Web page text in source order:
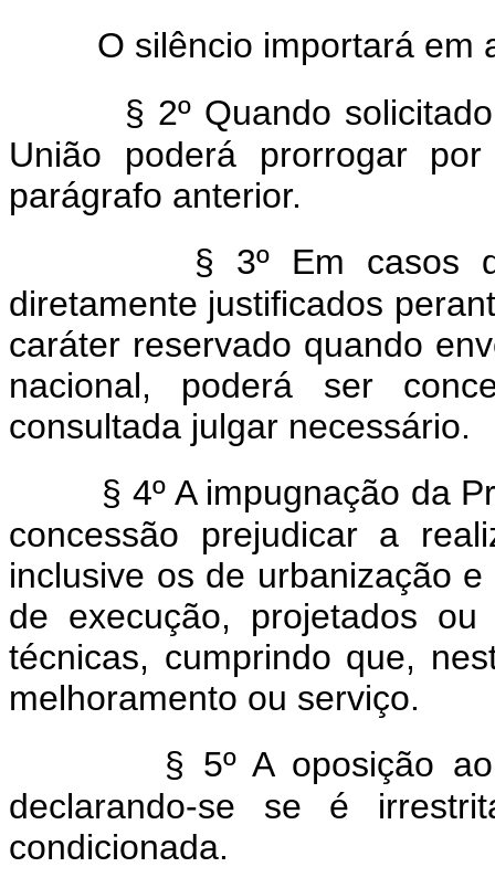
O silêncio importará em
§ 2º Quando
União poderá prorrogar
parágrafo anterior.
§ 3º Em casos
diretamente justificados
caráter reservado quando
nacional, poderá ser
consultada julgar necessário.
§ 4º A impugnação da
concessão prejudicar a
inclusive os de urbanização
de execução, projetados
técnicas, cumprindo que,
melhoramento ou serviço.
§ 5º A oposição
declarando-se se é
condicionada.